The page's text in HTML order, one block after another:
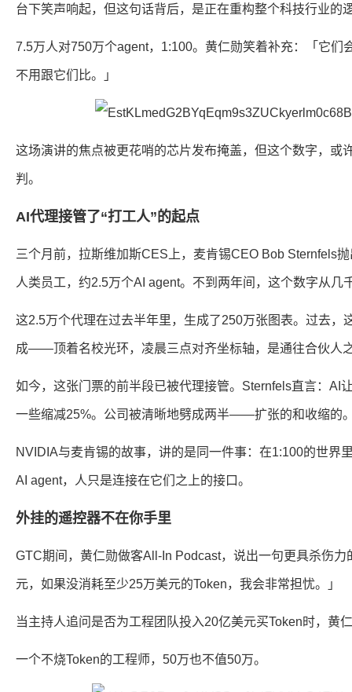
台下笑声响起，但这句话背后，是正在重构整个科技行业的
7.5万人对750万个agent，1:100。黄仁勋笑着补充：「它们
不用跟它们比。」
这场演讲的焦点被更花哨的芯片发布掩盖，但这个数字，或
判。
AI代理接管了“打工人”的起点
三个月前，拉斯维加斯CES上，麦肯锡CEO Bob Sternfels
人类员工，约2.5万个AI agent。不到两年间，这个数字从几
这2.5万个代理在过去半年里，生成了250万张图表。过去，
成——顶着名校光环，凌晨三点对齐坐标轴，是通往合伙人
如今，这张门票的前半段已被代理接管。Sternfels直言：AI
一些缩减25%。公司被清晰地劈成两半——扩张的和收缩的
NVIDIA与麦肯锡的故事，讲的是同一件事：在1:100的世界
AI agent，人只是连接在它们之上的接口。
外挂的遥控器不在你手里
GTC期间，黄仁勋做客All-In Podcast，说出一句更具杀伤
元，如果没消耗至少25万美元的Token，我会非常担忧。」
当主持人追问是否为工程团队投入20亿美元买Token时，黄
一个不烧Token的工程师，50万也不值50万。